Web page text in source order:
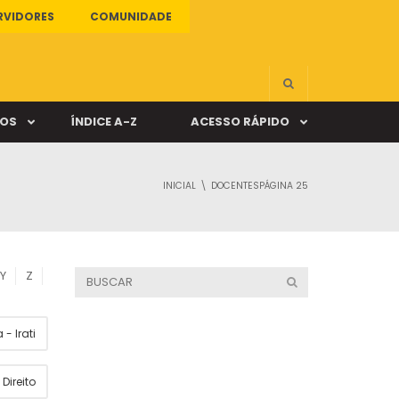
COMUNIDADE
ÍNDICE A-Z ACESSO RÁPIDO
INICIAL DOCENTESPÁGINA 25
Y Z
- Irati
Direito